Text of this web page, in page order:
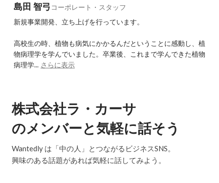
島田 智弓 コーポレート・スタッフ
新規事業開発、立ち上げを行っています。
高校生の時、植物も病気にかかるんだということに感動し、植
物病理学を学んでいました。卒業後、これまで学んできた植物
病理学... さらに表示
株式会社ラ・カーサ
のメンバーと気軽に話そう
Wantedly は「中の人」とつながるビジネスSNS。
興味のある話題があれば気軽に話してみよう。